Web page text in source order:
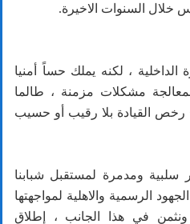
خلال السنوات الاخيرة.
، لكنه يملك حساً أمنيا
مشكلات مزمنة ، طالما
رخص القيادة بلا رقيب أو حسيب
سلبية ومدمرة لمستقبل شبابنا
الرسمية والاهلية لمواجهتها
في هذا الجانب ، إطلاق